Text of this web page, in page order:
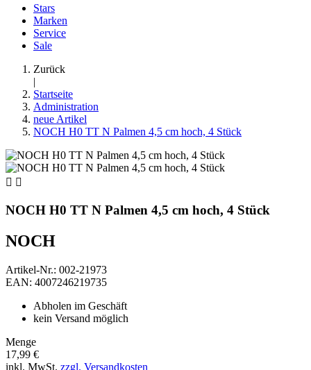
Stars
Marken
Service
Sale
Zurück
|
Startseite
Administration
neue Artikel
NOCH H0 TT N Palmen 4,5 cm hoch, 4 Stück
 
NOCH H0 TT N Palmen 4,5 cm hoch, 4 Stück
NOCH
Artikel-Nr.: 002-21973
EAN: 4007246219735
Abholen im Geschäft
kein Versand möglich
Menge
17,99 €
inkl. MwSt. zzgl. Versandkosten